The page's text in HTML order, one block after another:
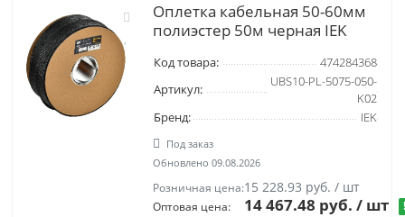
Оплетка кабельная 50-60мм
полиэстер 50м черная IEK
Код товара:
474284368
Артикул:
UBS10-PL-5075-050-
K02
Бренд:
IEK
Под заказ
Обновлено 09.08.2026
Розничная цена:15 228.93 руб. / шт
Оптовая цена: 14 467.48 руб./ шт